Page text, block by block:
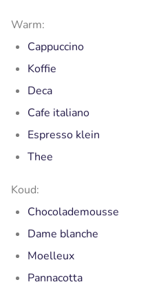
Warm:
Cappuccino
Koffie
Deca
Cafe italiano
Espresso klein
Thee
Koud:
Chocolademousse
Dame blanche
Moelleux
Pannacotta